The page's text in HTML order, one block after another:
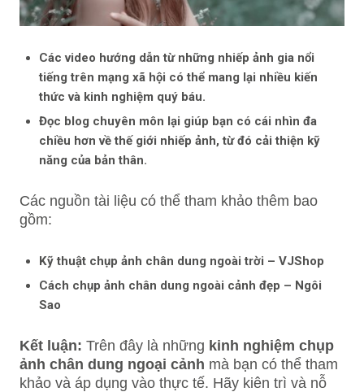
Các video hướng dẫn từ những nhiếp ảnh gia nổi
tiếng trên mạng xã hội có thể mang lại nhiều kiến
thức và kinh nghiệm quý báu.
Đọc blog chuyên môn lại giúp bạn có cái nhìn đa
chiều hơn về thế giới nhiếp ảnh, từ đó cải thiện kỹ
năng của bản thân.
Các nguồn tài liệu có thể tham khảo thêm bao
gồm:
Kỹ thuật chụp ảnh chân dung ngoài trời – VJShop
Cách chụp ảnh chân dung ngoài cảnh đẹp – Ngôi
Sao
Kết luận: Trên đây là những kinh nghiệm chụp
ảnh chân dung ngoại cảnh mà bạn có thể tham
khảo và áp dụng vào thực tế. Hãy kiên trì và nỗ